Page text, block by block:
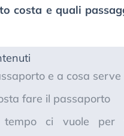
costa e quali
e a cosa serve
fare il passaporto
tempo ci vuole per